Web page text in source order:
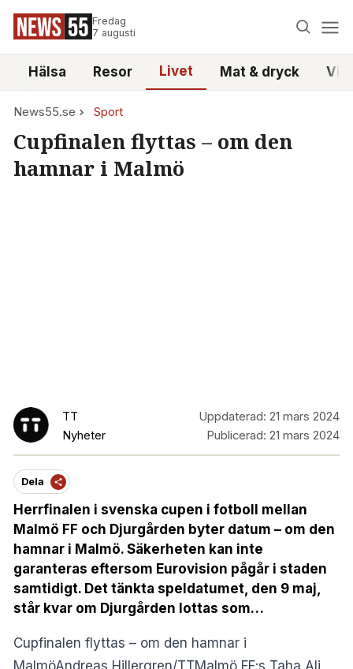
Fredag
7 augusti
Hälsa Resor Livet Mat & dryck
News55.se Sport
Cupfinalen flyttas – om den
hamnar i Malmö
TT
Nyheter
Uppdaterad: 21 mars 2024
Publicerad: 21 mars 2024
Dela
Herrfinalen i svenska cupen i fotboll mellan
Malmö FF och Djurgården byter datum – om den
hamnar i Malmö. Säkerheten kan inte
garanteras eftersom Eurovision pågår i staden
samtidigt. Det tänkta speldatumet, den 9 maj,
står kvar om Djurgården lottas som…
Cupfinalen flyttas – om den hamnar i